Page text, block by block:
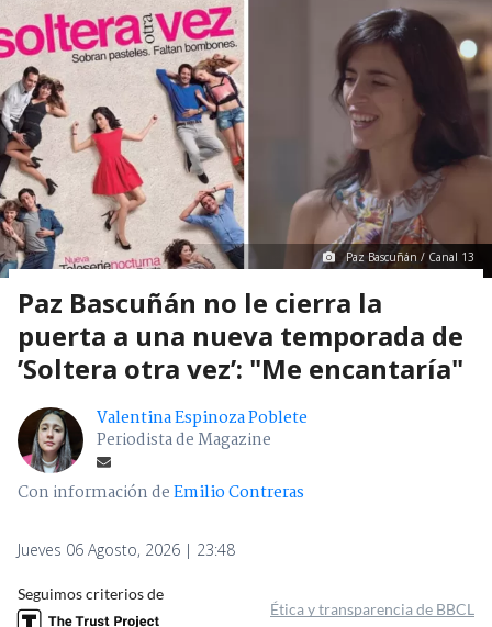
Paz Bascuñán / Canal 13
Paz Bascuñán no le cierra la
puerta a una nueva temporada de
’Soltera otra vez’: "Me encantaría"
Valentina Espinoza Poblete
Periodista de Magazine
Con información deEmilio Contreras
Jueves 06 Agosto, 2026 | 23:48
Seguimos criterios de
Ética y transparencia de BBCL